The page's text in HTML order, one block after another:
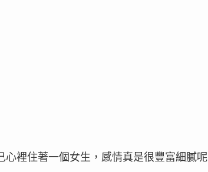
裡住著一個女生，感情真是很豐富細膩呢